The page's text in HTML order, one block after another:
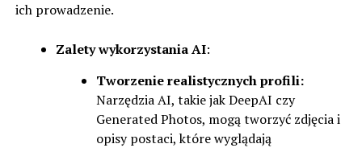
ich prowadzenie.
Zalety wykorzystania AI:
Tworzenie realistycznych profili:
Narzędzia AI, takie jak DeepAI czy
Generated Photos, mogą tworzyć zdjęcia i
opisy postaci, które wyglądają